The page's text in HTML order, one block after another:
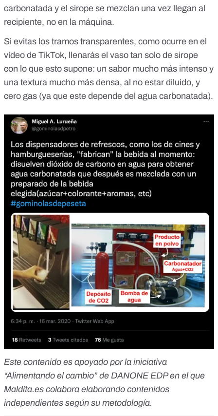
carbonatada y el sirope se mezclan una vez llegan al
recipiente, no en la máquina.
Si evitas los tramos transparentes, como ocurre en el
vídeo de TikTok, llenarás el vaso tan solo de sirope
con lo que esto supone: un sabor mucho más intenso y
una textura mucho más densa, al no estar diluido, y
cero gas (ya que este depende del agua carbonatada).
Este contenido es apoyado por la iniciativa
“Alimentando el cambio” de DANONE EDP en el que
Maldita.es colabora elaborando contenidos
independientes según su metodología.